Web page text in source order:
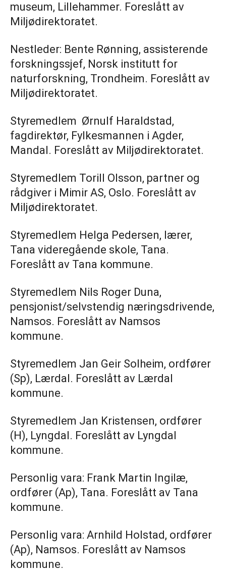
museum, Lillehammer. Foreslått av
Miljødirektoratet.
Nestleder: Bente Rønning, assisterende
forskningssjef, Norsk institutt for
naturforskning, Trondheim. Foreslått av
Miljødirektoratet.
Styremedlem Ørnulf Haraldstad,
fagdirektør, Fylkesmannen i Agder,
Mandal. Foreslått av Miljødirektoratet.
Styremedlem Torill Olsson, partner og
rådgiver i Mimir AS, Oslo. Foreslått av
Miljødirektoratet.
Styremedlem Helga Pedersen, lærer,
Tana videregående skole, Tana.
Foreslått av Tana kommune.
Styremedlem Nils Roger Duna,
pensjonist/selvstendig næringsdrivende,
Namsos. Foreslått av Namsos
kommune.
Styremedlem Jan Geir Solheim, ordfører
(Sp), Lærdal. Foreslått av Lærdal
kommune.
Styremedlem Jan Kristensen, ordfører
(H), Lyngdal. Foreslått av Lyngdal
kommune.
Personlig vara: Frank Martin Ingilæ,
ordfører (Ap), Tana. Foreslått av Tana
kommune.
Personlig vara: Arnhild Holstad, ordfører
(Ap), Namsos. Foreslått av Namsos
kommune.